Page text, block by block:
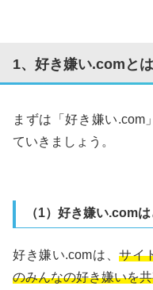
1、好き嫌い.comと
まずは「好き嫌い.com
ていきましょう。
（1）好き嫌い.com
好き嫌い.comは、サイ
のみんなの好き嫌いを